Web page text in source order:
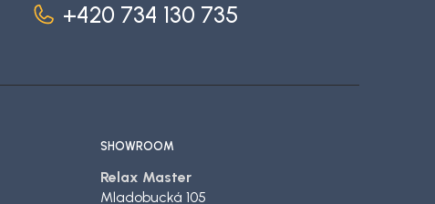
+420 734 130 735
SHOWROOM
Relax Master
Mladobucká 105